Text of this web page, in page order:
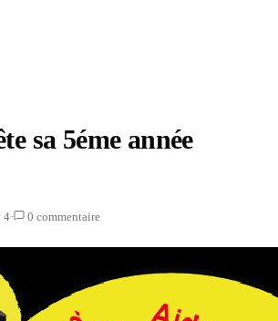
sa 5éme année
4· 0 commentaire